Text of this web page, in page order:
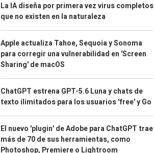
La IA diseña por primera vez virus completos
que no existen en la naturaleza
Apple actualiza Tahoe, Sequoia y Sonoma
para corregir una vulnerabilidad en 'Screen
Sharing' de macOS
ChatGPT estrena GPT-5.6 Luna y chats de
texto ilimitados para los usuarios 'free' y Go
El nuevo 'plugin' de Adobe para ChatGPT trae
más de 70 de sus herramientas, como
Photoshop, Premiere o Lightroom